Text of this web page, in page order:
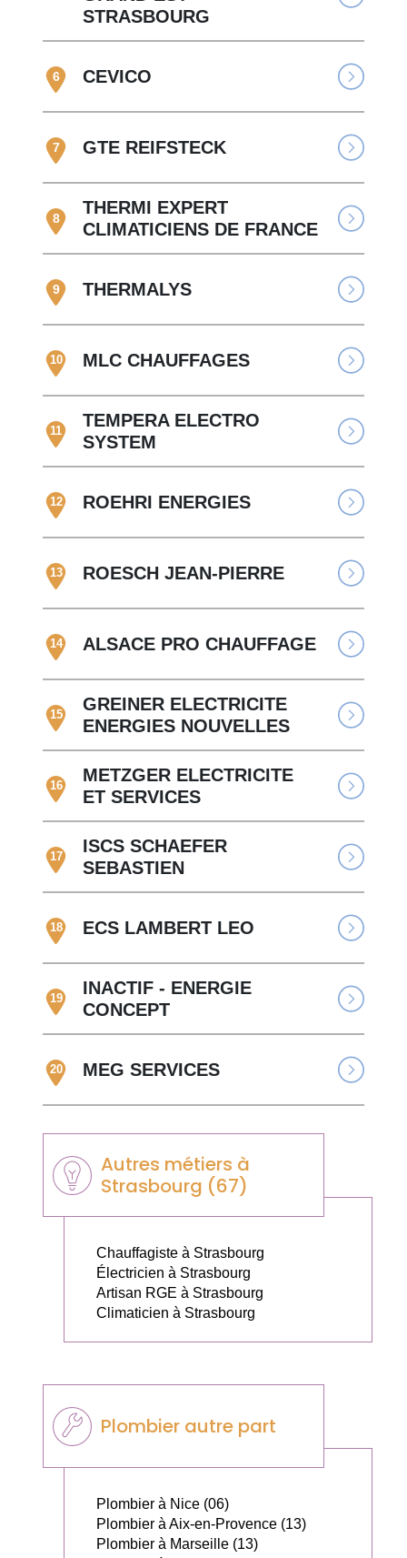
STRASBOURG
6 CEVICO
7 GTE REIFSTECK
8
THERMI EXPERT
CLIMATICIENS DE FRANCE
9 THERMALYS
10 MLC CHAUFFAGES
11
TEMPERA ELECTRO
SYSTEM
12 ROEHRI ENERGIES
13 ROESCH JEAN-PIERRE
14 ALSACE PRO CHAUFFAGE
15
GREINER ELECTRICITE
ENERGIES NOUVELLES
16
METZGER ELECTRICITE
ET SERVICES
17
ISCS SCHAEFER
SEBASTIEN
18 ECS LAMBERT LEO
19
INACTIF - ENERGIE
CONCEPT
20 MEG SERVICES
Autres métiers à
Strasbourg (67)
Chauffagiste à Strasbourg
Électricien à Strasbourg
Artisan RGE à Strasbourg
Climaticien à Strasbourg
Plombier autre part
Plombier à Nice (06)
Plombier à Aix-en-Provence (13)
Plombier à Marseille (13)